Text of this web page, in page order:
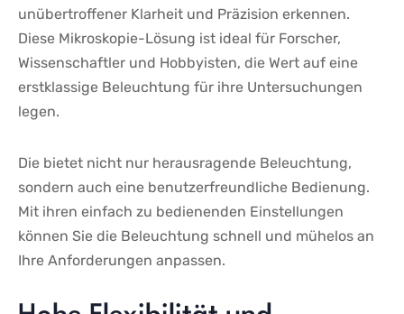
unübertroffener Klarheit und Präzision erkennen.⁢
Diese Mikroskopie-Lösung ⁢ist ideal für⁣ Forscher,
Wissenschaftler und Hobbyisten, die Wert auf eine
erstklassige Beleuchtung für ihre Untersuchungen
legen.
Die bietet nicht nur herausragende Beleuchtung,
sondern ⁢auch eine benutzerfreundliche Bedienung.
Mit ihren einfach zu ‍bedienenden Einstellungen
können Sie die Beleuchtung schnell ​und mühelos an
Ihre Anforderungen anpassen.